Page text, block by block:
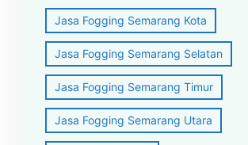
Jasa Fogging Semarang Kota
Jasa Fogging Semarang Selatan
Jasa Fogging Semarang Timur
Jasa Fogging Semarang Utara